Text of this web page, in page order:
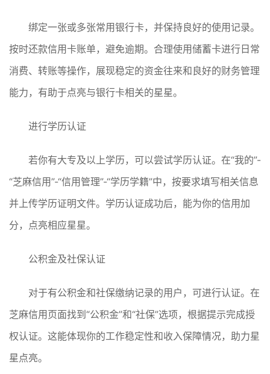
绑定一张或多张常用银行卡，并保持良好的使用记录。
按时还款信用卡账单，避免逾期。合理使用储蓄卡进行日常
消费、转账等操作，展现稳定的资金往来和良好的财务管理
能力，有助于点亮与银行卡相关的星星。
进行学历认证
若你有大专及以上学历，可以尝试学历认证。在“我的”-
“芝麻信用”-“信用管理”-“学历学籍”中，按要求填写相关信息
并上传学历证明文件。学历认证成功后，能为你的信用加
分，点亮相应星星。
公积金及社保认证
对于有公积金和社保缴纳记录的用户，可进行认证。在
芝麻信用页面找到“公积金”和“社保”选项，根据提示完成授
权认证。这能体现你的工作稳定性和收入保障情况，助力星
星点亮。